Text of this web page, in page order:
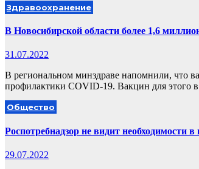
Здравоохранение
В Новосибирской области более 1,6
31.07.2022
В региональном минздраве напомнили, что
профилактики COVID-19. Вакцин для этого в
Общество
Роспотребнадзор не видит необходимости
29.07.2022